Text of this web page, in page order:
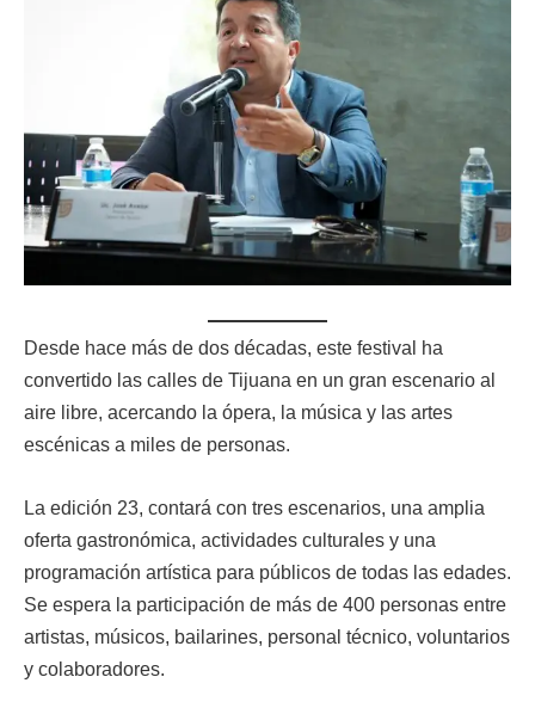
Desde hace más de dos décadas, este festival ha
convertido las calles de Tijuana en un gran escenario al
aire libre, acercando la ópera, la música y las artes
escénicas a miles de personas.
La edición 23, contará con tres escenarios, una amplia
oferta gastronómica, actividades culturales y una
programación artística para públicos de todas las edades.
Se espera la participación de más de 400 personas entre
artistas, músicos, bailarines, personal técnico, voluntarios
y colaboradores.